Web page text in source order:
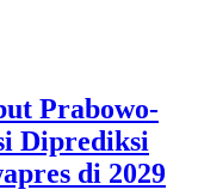
Prabowo-
Diprediksi
di 2029